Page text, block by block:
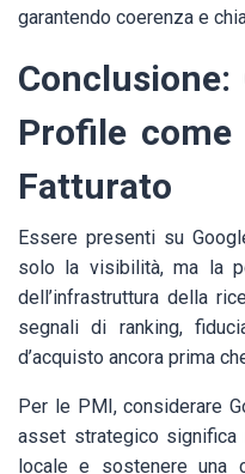
garantendo coerenza e
Conclusione:
Profile
Fatturato
Essere presenti su
solo la visibilità, ma la
dell’infrastruttura della
segnali di ranking,
d’acquisto ancora prima
Per le PMI, considerare
asset strategico significa
locale e sostenere una